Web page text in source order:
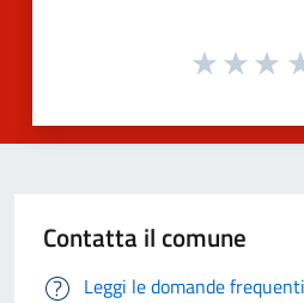
Contatta il comune
Leggi le domande frequenti